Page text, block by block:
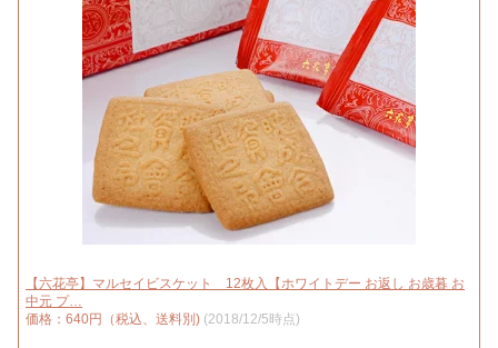
【六花亭】マルセイビスケット 12枚入【ホワイトデー お返し お歳暮 お
中元 プ…
価格：640円（税込、送料別) (2018/12/5時点)